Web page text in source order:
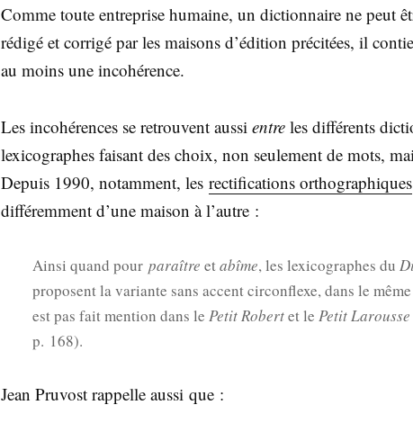
Comme toute entre­prise humaine, un dic­tion­naire ne peut
rédi­gé et cor­ri­gé par les mai­sons d’é­di­tion pré­ci­tées, il
au moins une incohérence.
Les inco­hé­rences se retrouvent aus­sientre les dif­fé­rents
lexi­co­graphes fai­sant des choix, non seule­ment de mots,
Depuis 1990, notam­ment, lesrec­ti­fi­ca­tions ortho­gra­phiques
dif­fé­rem­ment d’une mai­son à l’autre :
Ain­si quand pour paraître etabîme, les lexi­co­graphes du
pro­posent la variante sans accent cir­con­flexe, dans le
est pas fait men­tion dans le Petit Robertet le Petit Larousse
p. 168).
Jean Pru­vost rap­pelle aus­si que :